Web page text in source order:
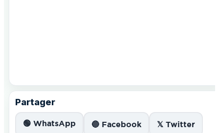
Partager
🟢 WhatsApp 🔵 Facebook 𝕏 Twitter